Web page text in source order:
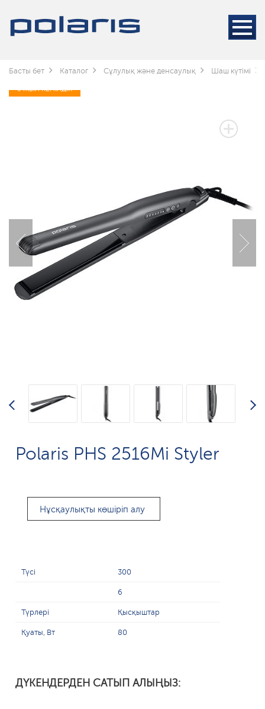
Басты бет Каталог Сұлулық және денсаулық Шаш күтімі
3 ЖЫЛ КЕПІЛДІК
Polaris PHS 2516Mi Styler
Нұсқаулықты көшіріп алу
Түсі 300
6
Түрлері Қысқыштар
Қуаты, Вт 80
ДҮКЕНДЕРДЕН САТЫП АЛЫҢЫЗ: